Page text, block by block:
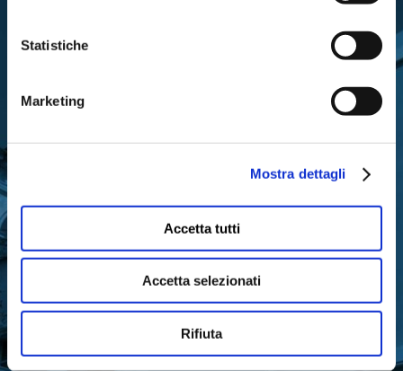
Statistiche
Marketing
Mostra dettagli
Accetta tutti
Accetta selezionati
Rifiuta
RIMANI IN CONTATTO CON
LA FONDAZIONE
Iscriviti gratuitamente alla nostra newsletter
per ricevere gli aggiornamenti
sull’attività di Fondazione Cariparma